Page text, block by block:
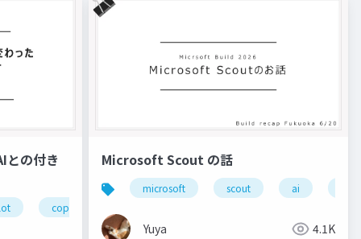
の付き
copilot
Microsoft Scout の話
microsoft scout ai
Yuya 4.1K